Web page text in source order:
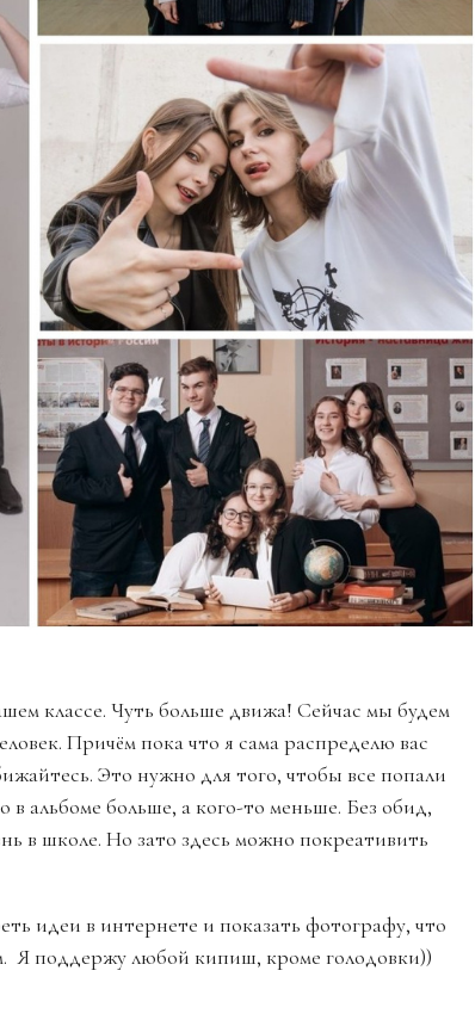
классе. Чуть больше движа! Сейчас мы будем
Причём пока что я сама распределю вас
Это нужно для того, чтобы все попали
в альбоме больше, а кого-то меньше. Без обид,
в школе. Но зато здесь можно покреативить
идеи в интернете и показать фотографу, что
Я поддержу любой кипиш, кроме голодовки))